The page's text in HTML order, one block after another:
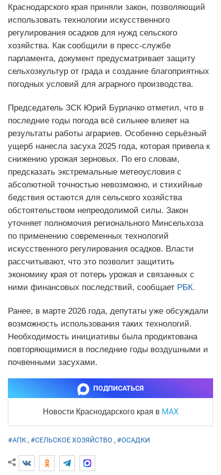
Краснодарского края приняли закон, позволяющий
использовать технологии искусственного
регулирования осадков для нужд сельского
хозяйства. Как сообщили в пресс-службе
парламента, документ предусматривает защиту
сельхозкультур от града и создание благоприятных
погодных условий для аграрного производства.
Председатель ЗСК Юрий Бурлачко отметил, что в
последние годы погода всё сильнее влияет на
результаты работы аграриев. Особенно серьёзный
ущерб нанесла засуха 2025 года, которая привела к
снижению урожая зерновых. По его словам,
предсказать экстремальные метеоусловия с
абсолютной точностью невозможно, и стихийные
бедствия остаются для сельского хозяйства
обстоятельством непреодолимой силы. Закон
уточняет полномочия регионального Минсельхоза
по применению современных технологий
искусственного регулирования осадков. Власти
рассчитывают, что это позволит защитить
экономику края от потерь урожая и связанных с
ними финансовых последствий, сообщает РБК.
Ранее, в марте 2026 года, депутаты уже обсуждали
возможность использования таких технологий.
Необходимость инициативы была продиктована
повторяющимися в последние годы воздушными и
почвенными засухами.
ПОДПИСАТЬСЯ
Новости Краснодарского края в MAX
#АПК, #СЕЛЬСКОЕ ХОЗЯЙСТВО , #ОСАДКИ